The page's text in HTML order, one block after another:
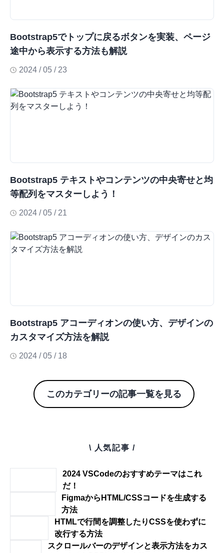
Bootstrap5でトップに戻るボタンを実装、ページ
途中から表示する方法も解説
2024 / 05 / 23
Bootstrap5 テキストやコンテンツの中央寄せと均
等配列をマスターしよう！
2024 / 05 / 21
Bootstrap5 アコーディオンの使い方、デザインの
カスタマイズ方法を解説
2024 / 05 / 18
このカテゴリーの記事一覧を見る
\ 人気記事 /
2024 VSCodeのおすすめテーマはこれ
だ！
FigmaからHTML/CSSコードを生成する
方法
HTMLで行間を調整したりCSSを使わずに
改行する方法
スクロールバーのデザインと表示方法をカス